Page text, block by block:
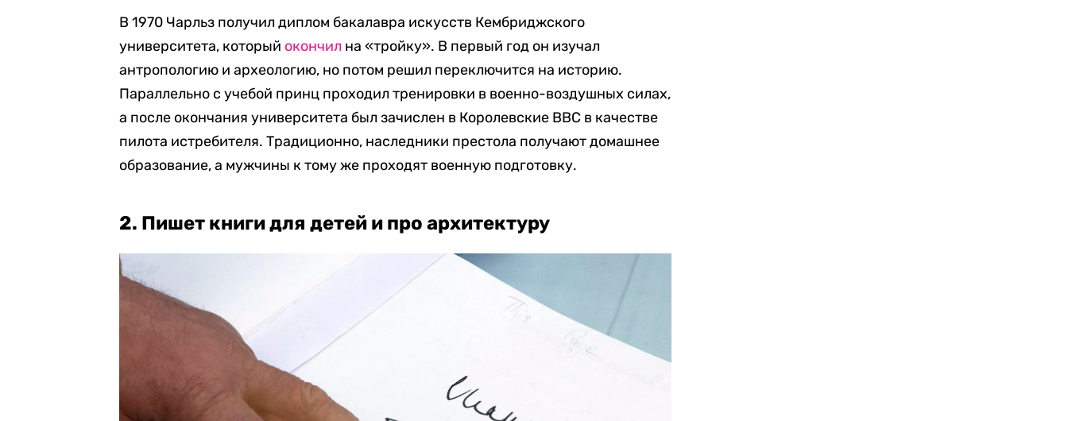
В 1970 Чарльз получил диплом бакалавра искусств Кембриджского
университета, который окончил на «тройку». В первый год он изучал
антропологию и археологию, но потом решил переключится на историю.
Параллельно с учебой принц проходил тренировки в военно-воздушных силах,
а после окончания университета был зачислен в Королевские ВВС в качестве
пилота истребителя. Традиционно, наследники престола получают домашнее
образование, а мужчины к тому же проходят военную подготовку.
2. Пишет книги для детей и про архитектуру